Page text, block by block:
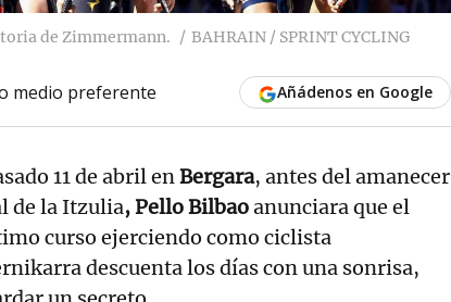
de Zimmermann. BAHRAIN / SPRINT CYCLING
medio preferente Añádenos en Google
11 de abril enBergara, antes del amanecer
de la Itzulia, Pello Bilbaoanunciara que el
curso ejerciendo como ciclista
descuenta los días con una sonrisa,